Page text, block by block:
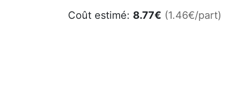
Coût estimé: 8.77€ (1.46€/part)